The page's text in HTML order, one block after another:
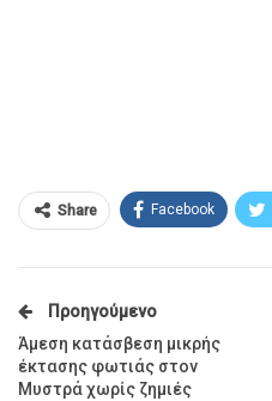
Share Facebook
Προηγούμενο
Άμεση κατάσβεση μικρής
έκτασης φωτιάς στον
Μυστρά χωρίς ζημιές